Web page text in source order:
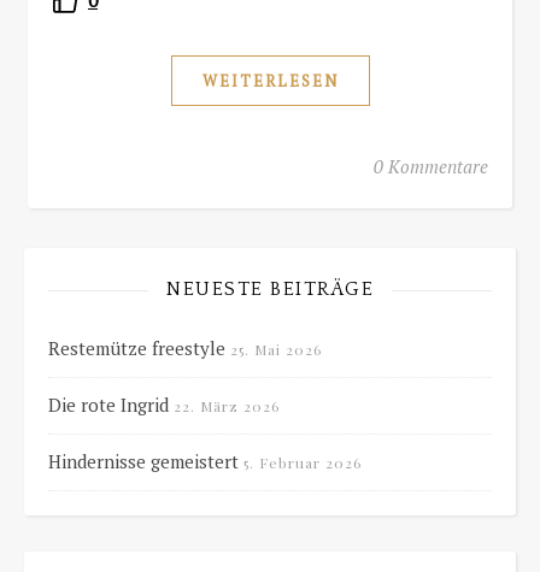
WEITERLESEN
0 Kommentare
NEUESTE BEITRÄGE
Restemütze freestyle 25. Mai 2026
Die rote Ingrid 22. März 2026
Hindernisse gemeistert 5. Februar 2026